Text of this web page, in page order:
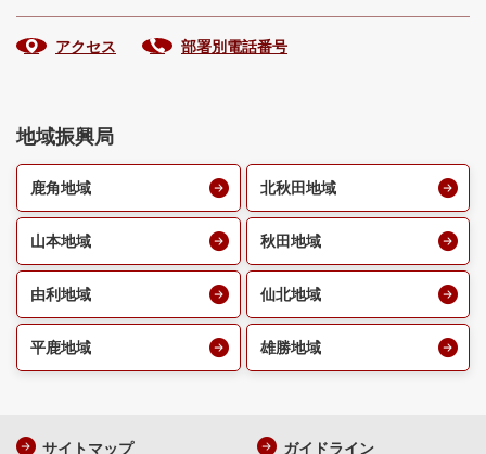
アクセス 部署別電話番号
地域振興局
鹿角地域 北秋田地域
山本地域 秋田地域
由利地域 仙北地域
平鹿地域 雄勝地域
サイトマップ ガイドライン